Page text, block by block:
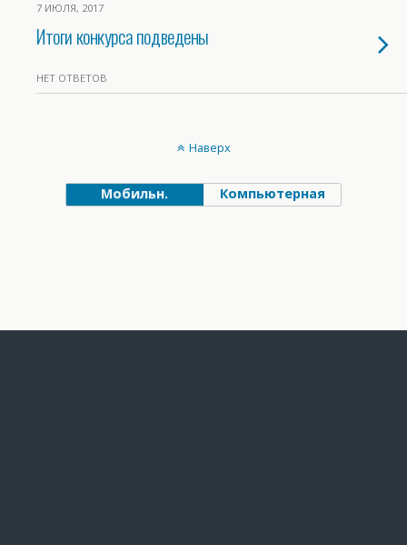
7 ИЮЛЯ, 2017
Итоги конкурса подведены
НЕТ ОТВЕТОВ
Наверх
Мобильн. Компьютерная